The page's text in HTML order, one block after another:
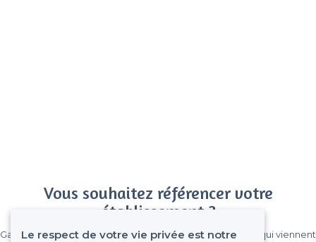
Vous souhaitez référencer votre
établissement ?
Gagnez de nombreux clients parmi le million de visiteurs qui viennent
Le respect de votre vie privée est notre